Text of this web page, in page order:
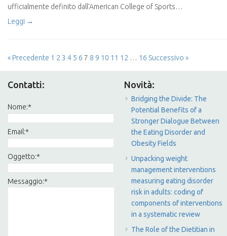
ufficialmente definito dall’American College of Sports…
Leggi →
« Precedente 1 2 3 4 5 6 7 8 9 10 11 12 … 16 Successivo »
Contatti:
Nome:*
Email:*
Oggetto:*
Messaggio:*
Novità:
Bridging the Divide: The
Potential Benefits of a
Stronger Dialogue Between
the Eating Disorder and
Obesity Fields
Unpacking weight
management interventions
measuring eating disorder
risk in adults: coding of
components of interventions
in a systematic review
The Role of the Dietitian in